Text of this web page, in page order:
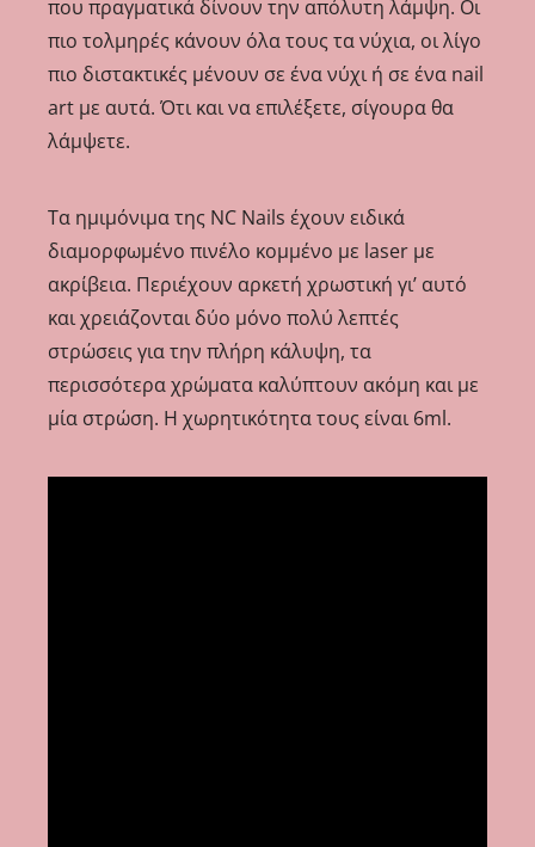
που πραγματικά δίνουν την απόλυτη λάμψη. Οι
πιο τολμηρές κάνουν όλα τους τα νύχια, οι λίγο
πιο διστακτικές μένουν σε ένα νύχι ή σε ένα nail
art με αυτά. Ότι και να επιλέξετε, σίγουρα θα
λάμψετε.
Τα ημιμόνιμα της NC Nails έχουν ειδικά
διαμορφωμένο πινέλο κομμένο με laser με
ακρίβεια. Περιέχουν αρκετή χρωστική γι’ αυτό
και χρειάζονται δύο μόνο πολύ λεπτές
στρώσεις για την πλήρη κάλυψη, τα
περισσότερα χρώματα καλύπτουν ακόμη και με
μία στρώση. Η χωρητικότητα τους είναι 6ml.